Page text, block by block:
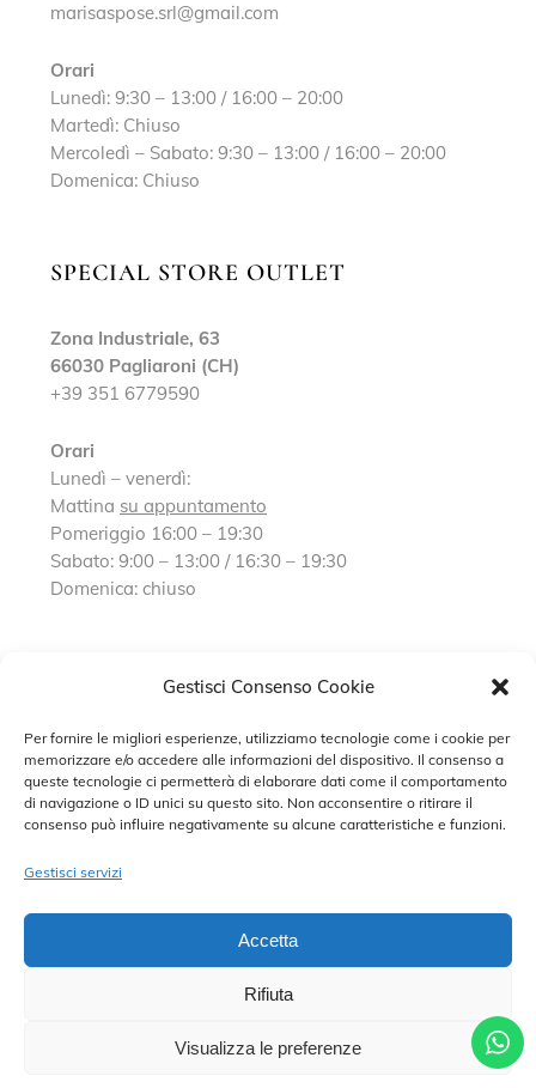
Gestisci Consenso Cookie
Per fornire le migliori esperienze, utilizziamo tecnologie come i cookie per
memorizzare e/o accedere alle informazioni del dispositivo. Il consenso a
queste tecnologie ci permetterà di elaborare dati come il comportamento
di navigazione o ID unici su questo sito. Non acconsentire o ritirare il
consenso può influire negativamente su alcune caratteristiche e funzioni.
Gestisci servizi
Accetta
Rifiuta
Visualizza le preferenze
marisaspose.srl@gmail.com
Orari
Lunedì: 9:30 – 13:00 / 16:00 – 20:00
Martedì: Chiuso
Mercoledì – Sabato: 9:30 – 13:00 / 16:00 – 20:00
Domenica: Chiuso
SPECIAL STORE OUTLET
Zona Industriale, 63
66030 Pagliaroni (CH)
+39 351 6779590
Orari
Lunedì – venerdì:
Mattina su appuntamento
Pomeriggio 16:00 – 19:30
Sabato: 9:00 – 13:00 / 16:30 – 19:30
Domenica: chiuso
SERVIZIO CLIENTI
Richiedi un appuntamento
Contatti
Privacy Policy
Cookie Policy
©2022 MARISA SPOSE S.R.L. – TUTTI I DIRITTI RISERVATI.
CONTRADA SANT’ONOFRIO, 58, 66034 LANCIANO (CH) P. IVA
02227590698 – DEVELOPED BY
ADRIANO DI MATTEO